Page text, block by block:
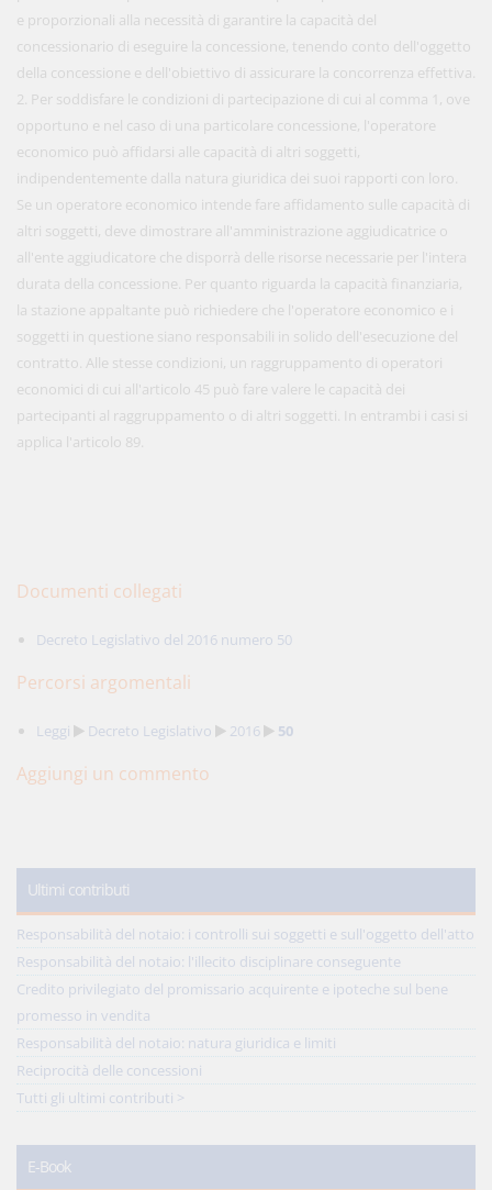
e proporzionali alla necessità di garantire la capacità del
concessionario di eseguire la concessione, tenendo conto dell'oggetto
della concessione e dell'obiettivo di assicurare la concorrenza effettiva.
2. Per soddisfare le condizioni di partecipazione di cui al comma 1, ove
opportuno e nel caso di una particolare concessione, l'operatore
economico può affidarsi alle capacità di altri soggetti,
indipendentemente dalla natura giuridica dei suoi rapporti con loro.
Se un operatore economico intende fare affidamento sulle capacità di
altri soggetti, deve dimostrare all'amministrazione aggiudicatrice o
all'ente aggiudicatore che disporrà delle risorse necessarie per l'intera
durata della concessione. Per quanto riguarda la capacità finanziaria,
la stazione appaltante può richiedere che l'operatore economico e i
soggetti in questione siano responsabili in solido dell'esecuzione del
contratto. Alle stesse condizioni, un raggruppamento di operatori
economici di cui all'articolo 45 può fare valere le capacità dei
partecipanti al raggruppamento o di altri soggetti. In entrambi i casi si
applica l'articolo 89.
Documenti collegati
Decreto Legislativo del 2016 numero 50
Percorsi argomentali
Leggi Decreto Legislativo 2016 50
Aggiungi un commento
Ultimi contributi
Responsabilità del notaio: i controlli sui soggetti e sull'oggetto dell'atto
Responsabilità del notaio: l'illecito disciplinare conseguente
Credito privilegiato del promissario acquirente e ipoteche sul bene
promesso in vendita
Responsabilità del notaio: natura giuridica e limiti
Reciprocità delle concessioni
Tutti gli ultimi contributi >
E-Book